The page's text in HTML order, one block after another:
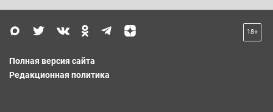
18+
Полная версия сайта
Редакционная политика